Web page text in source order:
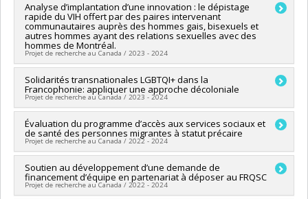
Chercheur principal :Annie Pullen Sansfaçon
Co-chercheurs :Sue-Ann MacDonald,Edward Ou Jin Lee
Robert-Paul Juster,Nicholas Chadi,Shuvo Ghosh,Kimberly
Manning ,Philippe-Benoît Côté
Robichaud,Julie-Christine Cotton,
Sources de financement :FRQSC/Fonds de recherche du
Québec - Société et culture (FQRSC)
Programmes de subvention : PVXXXXXX-(SE) Programme
Soutien aux équipes de recherche - Stade de développement
: Nouvelle équipe
Analyse d’implantation d’une innovation : le dépistage
rapide du VIH offert par des paires intervenant
communautaires auprès des hommes gais, bisexuels et
autres hommes ayant des relations sexuelles avec des
hommes de Montréal.
Projet de recherche au Canada / 2023 - 2024
Chercheur principal :Edward Ou Jin Lee
Co-chercheurs :Joanne Otis
Sources de financement :
santé du Canada
Programmes de subvention :PV138772-Subvention de
fonctionnement: VIH/SIDA
Solidarités transnationales LGBTQI+ dans la
Francophonie: appliquer une approche décoloniale
Projet de recherche au Canada / 2023 - 2024
Chercheur principal :Ahmed Hamila
Co-chercheurs : Edward Ou Jin Lee
Sources de financement :
Programmes de subvention :PV152160-Subvention
Connexion
Évaluation du programme d’accès aux services sociaux et
de santé des personnes migrantes à statut précaire
Projet de recherche au Canada / 2022 - 2024
Sources de financement :DSP Montréal /Direction de santé
publique de Montréal
Programmes de subvention :
Soutien au développement d’une demande de
financement d’équipe en partenariat à déposer au FRQSC
Projet de recherche au Canada / 2022 - 2024